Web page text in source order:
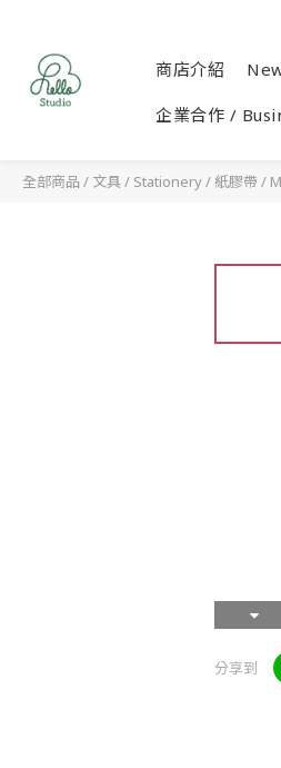
商店介紹
企業合作 /
全部商品 / 文具 / Stationery/紙膠帶 /
分享到